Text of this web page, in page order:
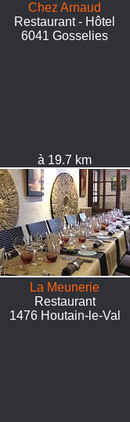
Chez Arnaud
Restaurant - Hôtel
6041 Gosselies
à 19.7 km
La Meunerie
Restaurant
1476 Houtain-le-Val